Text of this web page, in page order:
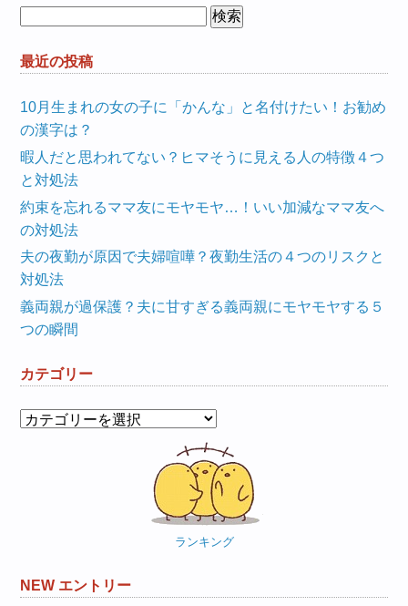
最近の投稿
10月生まれの女の子に「かんな」と名付けたい！お勧め
の漢字は？
暇人だと思われてない？ヒマそうに見える人の特徴４つ
と対処法
約束を忘れるママ友にモヤモヤ…！いい加減なママ友へ
の対処法
夫の夜勤が原因で夫婦喧嘩？夜勤生活の４つのリスクと
対処法
義両親が過保護？夫に甘すぎる義両親にモヤモヤする５
つの瞬間
カテゴリー
カ
ランキング
NEW エントリー